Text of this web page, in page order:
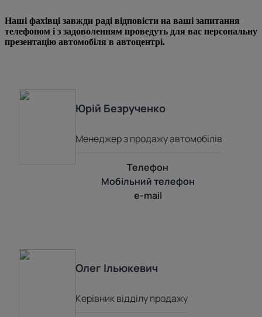
Наші фахівці завжди раді відповісти на ваші запитання
телефоном і з задоволенням проведуть для вас персональну
презентацію автомобіля в автоцентрі.
Юрій Безрученко
Менеджер з продажу автомобілів
Телефон
Мобільний телефон
e-mail
Олег Ільюкевич
Керівник відділу продажу